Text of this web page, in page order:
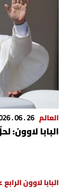
العالم 26 . 06 . 2026
البابا لاوون:
البابا لاوون